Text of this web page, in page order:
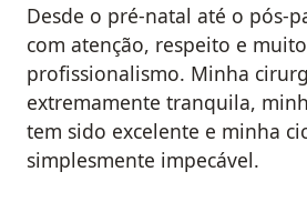
Desde o pré-natal até o pós-
com atenção, respeito e muito
profissionalismo. Minha
extremamente tranquila,
tem sido excelente e minha
simplesmente impecável.